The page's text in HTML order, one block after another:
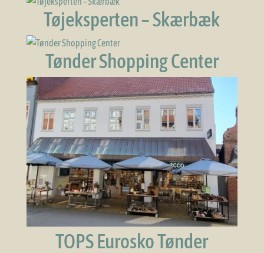
Tøjeksperten – Skærbæk
Tønder Shopping Center
TOPS Eurosko Tønder